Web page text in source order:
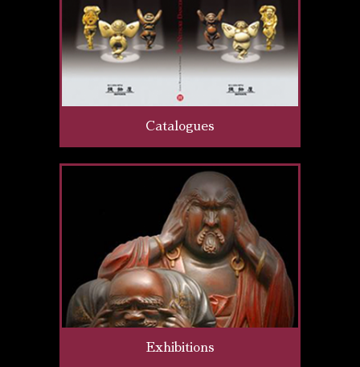
Catalogues
Exhibitions